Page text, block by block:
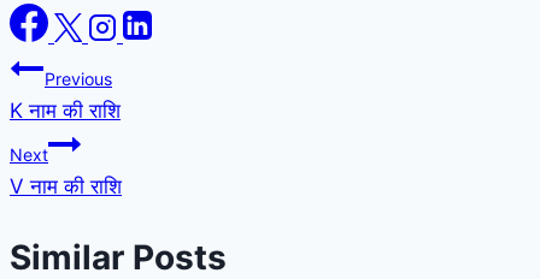
Post
navigation
Previous
K नाम की राशि
Next
V नाम की राशि
Similar Posts